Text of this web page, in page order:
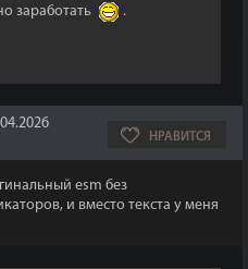
заработать
.
НРАВИТСЯ
esm без
и вместо текста у меня